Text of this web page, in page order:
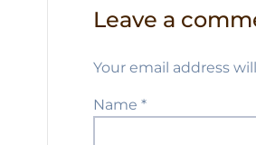
Leave a
Your email address
Name *